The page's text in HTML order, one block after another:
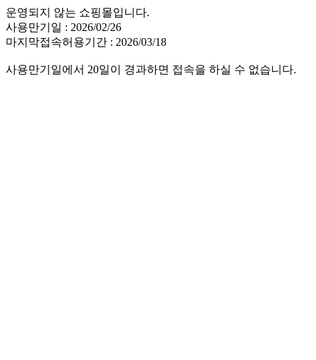
운영되지 않는 쇼핑몰입니다.
사용만기일 : 2026/02/26
마지막접속허용기간 : 2026/03/18
사용만기일에서 20일이 경과하면 접속을 하실 수 없습니다.